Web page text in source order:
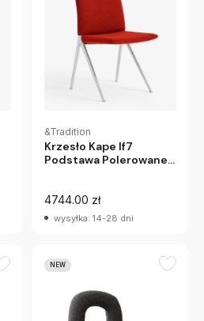
&Tradition
Krzesło Kape If7
Podstawa Polerowane
4744.00 zł
wysyłka: 14-28 dni
NEW